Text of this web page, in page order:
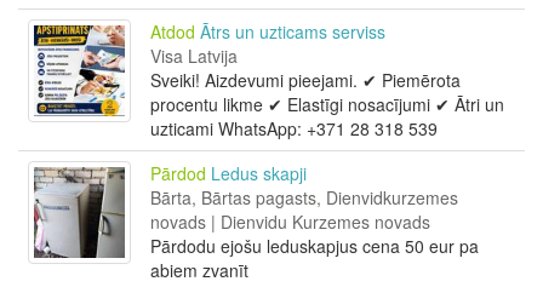
Atdod Ātrs un uzticams serviss
Visa Latvija
Sveiki! Aizdevumi pieejami. ✔ Piemērota
procentu likme ✔ Elastīgi nosacījumi ✔ Ātri un
uzticami WhatsApp: +371 28 318 539
Pārdod Ledus skapji
Bārta, Bārtas pagasts, Dienvidkurzemes
novads | Dienvidu Kurzemes novads
Pārdodu ejošu leduskapjus cena 50 eur pa
abiem zvanīt